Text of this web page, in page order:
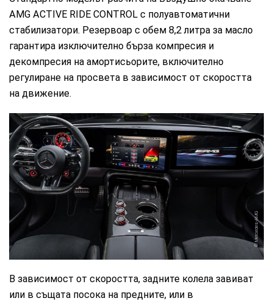
AMG ACTIVE RIDE CONTROL с полуавтоматични
стабилизатори. Резервоар с обем 8,2 литра за масло
гарантира изключително бърза компресия и
декомпресия на амортисьорите, включително
регулиране на просвета в зависимост от скоростта
на движение.
Mercedes-AMG
В зависимост от скоростта, задните колела завиват
или в същата посока на предните, или в